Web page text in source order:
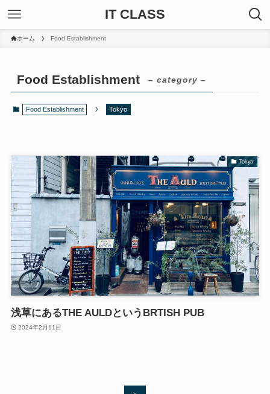
IT CLASS
ホーム Food Establishment
Food Establishment – category –
Food Establishment Tokyo
Tokyo
浅草にあるTHE AULDというBRTISH PUB
2024年2月11日